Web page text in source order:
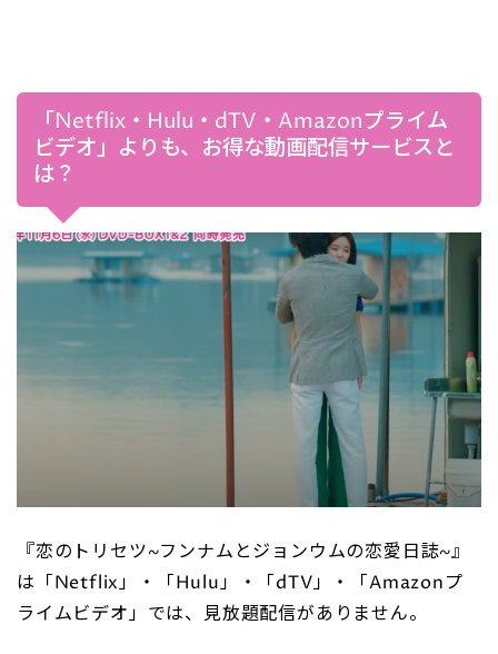
「Netflix・Hulu・dTV・Amazonプライム
ビデオ」よりも、お得な動画配信サービスと
は？
『恋のトリセツ~フンナムとジョンウムの恋愛日誌~』
は「Netflix」・「Hulu」・「dTV」・「Amazonプ
ライムビデオ」では、見放題配信がありません。